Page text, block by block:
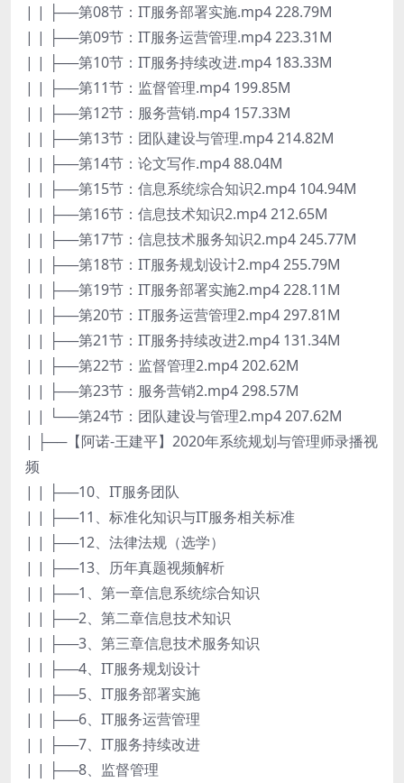
| | ├──第08节：IT服务部署实施.mp4 228.79M
| | ├──第09节：IT服务运营管理.mp4 223.31M
| | ├──第10节：IT服务持续改进.mp4 183.33M
| | ├──第11节：监督管理.mp4 199.85M
| | ├──第12节：服务营销.mp4 157.33M
| | ├──第13节：团队建设与管理.mp4 214.82M
| | ├──第14节：论文写作.mp4 88.04M
| | ├──第15节：信息系统综合知识2.mp4 104.94M
| | ├──第16节：信息技术知识2.mp4 212.65M
| | ├──第17节：信息技术服务知识2.mp4 245.77M
| | ├──第18节：IT服务规划设计2.mp4 255.79M
| | ├──第19节：IT服务部署实施2.mp4 228.11M
| | ├──第20节：IT服务运营管理2.mp4 297.81M
| | ├──第21节：IT服务持续改进2.mp4 131.34M
| | ├──第22节：监督管理2.mp4 202.62M
| | ├──第23节：服务营销2.mp4 298.57M
| | └──第24节：团队建设与管理2.mp4 207.62M
| ├──【阿诺-王建平】2020年系统规划与管理师录播视
频
| | ├──10、IT服务团队
| | ├──11、标准化知识与IT服务相关标准
| | ├──12、法律法规（选学）
| | ├──13、历年真题视频解析
| | ├──1、第一章信息系统综合知识
| | ├──2、第二章信息技术知识
| | ├──3、第三章信息技术服务知识
| | ├──4、IT服务规划设计
| | ├──5、IT服务部署实施
| | ├──6、IT服务运营管理
| | ├──7、IT服务持续改进
| | ├──8、监督管理